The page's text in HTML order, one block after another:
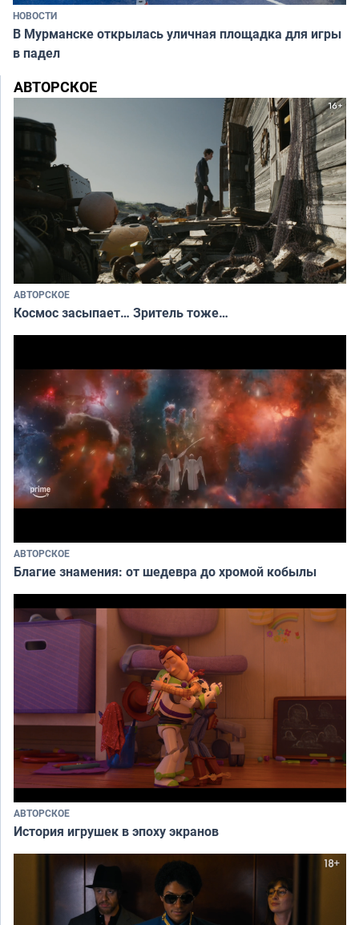
НОВОСТИ
В Мурманске открылась уличная площадка для игры
в падел
АВТОРСКОЕ
АВТОРСКОЕ
Космос засыпает… Зритель тоже…
АВТОРСКОЕ
Благие знамения: от шедевра до хромой кобылы
АВТОРСКОЕ
История игрушек в эпоху экранов